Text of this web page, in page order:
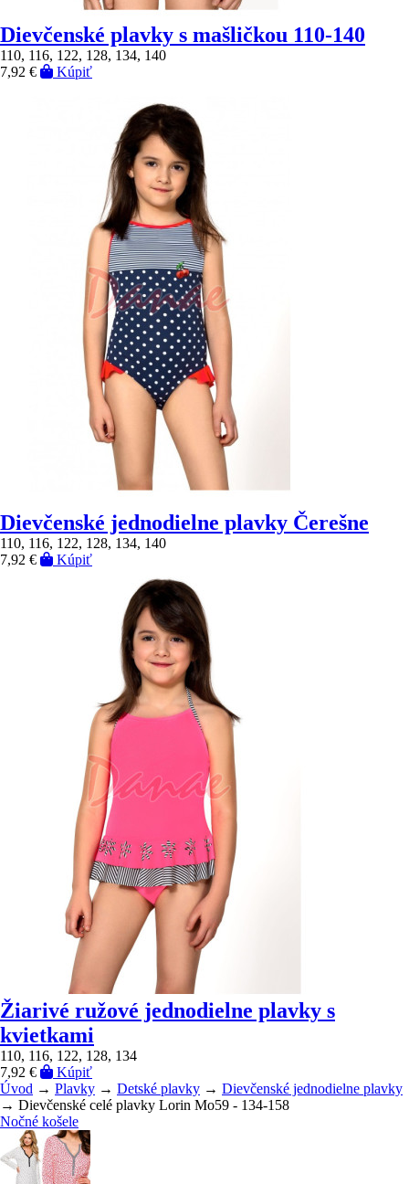
Dievčenské plavky s mašličkou 110-140
110, 116, 122, 128, 134, 140
7,92 €
Kúpiť
Dievčenské jednodielne plavky Čerešne
110, 116, 122, 128, 134, 140
7,92 €
Kúpiť
Žiarivé ružové jednodielne plavky s
kvietkami
110, 116, 122, 128, 134
7,92 €
Kúpiť
Úvod → Plavky → Detské plavky → Dievčenské jednodielne plavky
→ Dievčenské celé plavky Lorin Mo59 - 134-158
Nočné košele